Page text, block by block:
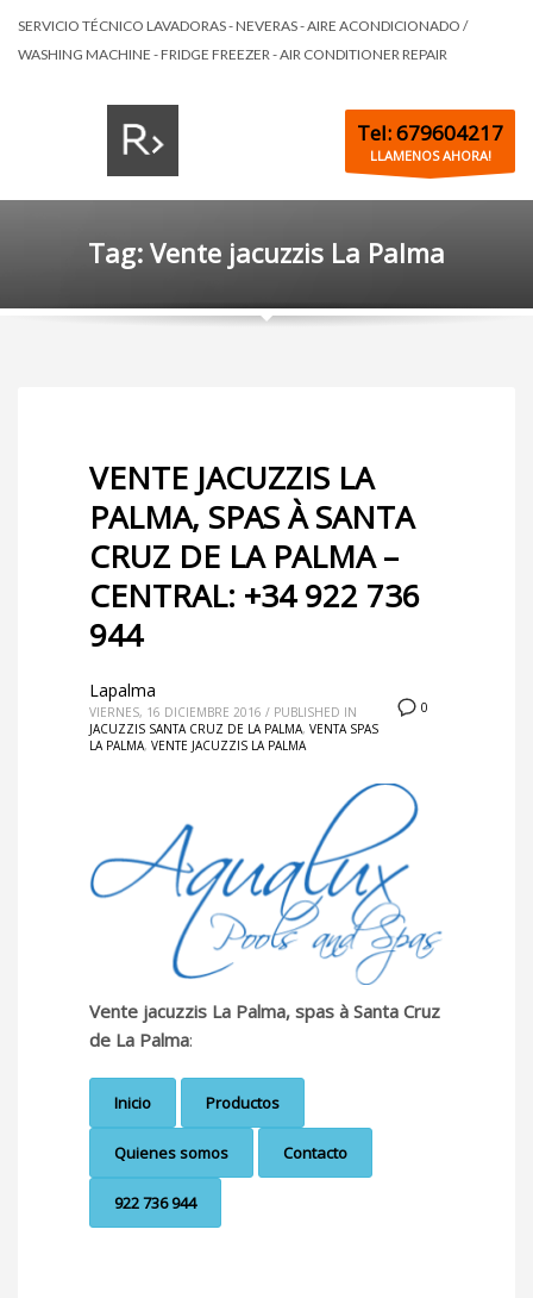
SERVICIO TÉCNICO LAVADORAS - NEVERAS - AIRE ACONDICIONADO /
WASHING MACHINE - FRIDGE FREEZER - AIR CONDITIONER REPAIR
Tel: 679604217
LLAMENOS AHORA!
Tag: Vente jacuzzis La Palma
VENTE JACUZZIS LA
PALMA, SPAS À SANTA
CRUZ DE LA PALMA –
CENTRAL: +34 922 736
944
0
Lapalma
VIERNES, 16 DICIEMBRE 2016 / PUBLISHED IN
JACUZZIS SANTA CRUZ DE LA PALMA, VENTA SPAS
LA PALMA, VENTE JACUZZIS LA PALMA
Vente jacuzzis La Palma, spas à Santa Cruz
de La Palma:
Inicio Productos
Quienes somos Contacto
922 736 944